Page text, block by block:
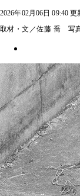
2026年02月06日 09:40 更
取材・文／佐藤 喬 写